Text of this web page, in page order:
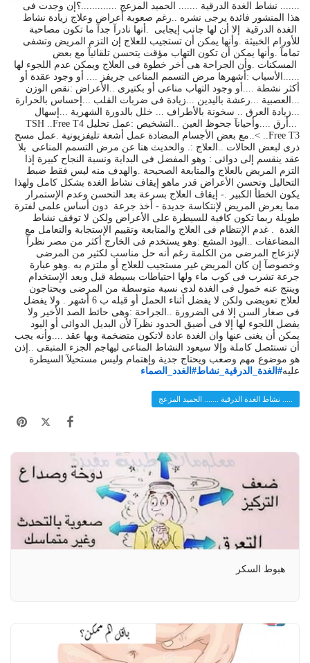
....... نشاط الغدة الدرقية ....... الحميد المزعج .............؟إن وجدت فى
هذا المنشور فائدة يرجى نشره ..رغم صعوبة أعراض وعلاج زيادة نشاط
الغدة الدرقية إلا أن لها جانب إيجابى .أنها نادرآ جدآ ما تكون مصاحبة
للأورام الخبيثة .وأنها يمكن أن تستجيب للعلاج إن التزم المريض وتشفى
تمامآ .وأنها يمكن أن تكون التهاب مؤقت يتحسن تلقائيآ مع بعض
المسكنات .وأن الجراحة هى أخر خطوة فى العلاج ويمكن عدم اللجوء لها
......الأسباب :أشهرها مرض التسمم المناعى جريفز .... أو وجود عقدة أو
أكثر نشطة ....أو وجود التهاب مناعى أو بكتيرى ..الأعراض :نقص الوزن
...العصبية ...رعشة باليدين ...زيادة فى ضربات القلب ...إحساس بالحرارة
...زيادة العرق .. سخونة بالأطراف ... خلل بالدورة الشهرية ...إسهال
...أرق ....وأحيانآ جحوظ العين ..التشخيص :عمل تحليل TSH ..Free T4
..Free T3 >..مع بعض الأجسام المضادة عمل أشعة تليفزيونية .عمل مسح
ذرى لبعض الحالات ..العلاج :. والحديث هنا عن مرض التسمم المناعى بلا
عقد ينقسم إلى دوائى : وهو المفضل فى البداية ونسبة النجاح كبيرة إذا
التزم المريض بالعلاج والمتابعة الصحيحة .والهدف منه ليس فقط ضبط
التحاليل وتحسن الأعراض قدر ماهو إيقاف نشاط الغدة بشكل كامل ولهذا
يكون الخطأ الكبير .- إيقاف العلاج بسرعة بعد التحسن وعدم الإستمرار
مما يعرض المريض لإنتكاسة جديدة - أخذ جرعة دون أساس علمى لفترة
طويلة ربما تكون كافية للسيطرة على الأعراض ولكن لا توقف نشاط
الغدة . غدم الإنتظام فى العلاج والمتابعة وتقييم الإستجابة والتعامل مع
المضاعفات ..اليود المشع :وهو يستخدم فى الخارج أكثر من مصر نظرآ
لإنزعاج المرضى من الكلمة رغم أنه حل مناسب لكثير من المرضى
وخصوصآ إن كان المريض غير مستجيب للعلاج أو ملتزم به .وهو عبارة
جرعة تشرب فى كوب ماء ولها احتياطات بسيطة قبل وبعد الإستخدام
وينتج عنه خمول فى الغدة لدى نسبة متوسطة من المرضى ويحتاجون
لعلاج تعويضى ولكن لا يفضل أثناء الحمل أو قبله ب 6 أشهر . ولا يفضل
فى صغار السن إلا فى الضرورة ..الجراحة :وهى حائط الصد الأخير ولا
يفضل اللجوء لها إلا فى أضيق الحدود نظرآ لأن البديل الدوائى أو اليود
يمكن أن يغنى عنها وان الغدة عادة لاتكون متضخمة وبها عقد ....وأنه يجب
أن تستئصل كاملة وإلا سيعود النشاط المناعى ليهاجم الجزء المتبقى ..إذن
هو موضوع مهم وصعب ويحتاج جدية وإهتمام وليس مستحيلآ السيطرة
عليه#الغدة_الدرقية_نشاط#الغدد_الصماء
..... نشاط الغدة الدرقية ....... الحميد المزعج
هبوط السكر